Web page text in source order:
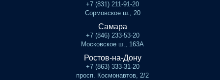
+7 (831) 211-91-20
Сормовское ш., 20
Самара
+7 (846) 233-53-20
Московское ш., 163А
Ростов-на-Дону
+7 (863) 333-31-20
просп. Космонавтов, 2/2